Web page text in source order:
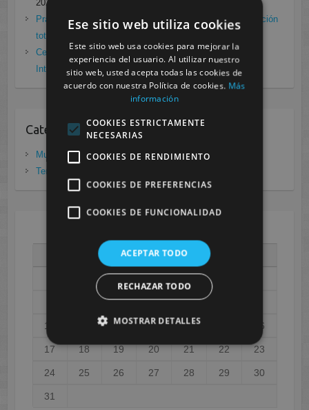
2021
Prácticas de Radiología Simple en Cesur Murcia. Protección
total frente a Covid19
Cesur Murcia: Premio Especial FP, XIII Congreso
Internacional Enfermedades raras noviembre 26, 2020
Categorias
Murcia
(281)
Tenerife
X J V
5 6 7
10 12 13 14 16
17 18 19 20 21 22 23
24 25 26 27 28 29 30
31
Ese sitio web utiliza cookies
Este sitio web usa cookies para mejorar la
experiencia del usuario. Al utilizar nuestro
sitio web, usted acepta todas las cookies de
acuerdo con nuestra Política de cookies. Más
información
COOKIES ESTRICTAMENTE
NECESARIAS
COOKIES DE RENDIMIENTO
COOKIES DE PREFERENCIAS
COOKIES DE FUNCIONALIDAD
ACEPTAR TODO
RECHAZAR TODO
MOSTRAR DETALLES